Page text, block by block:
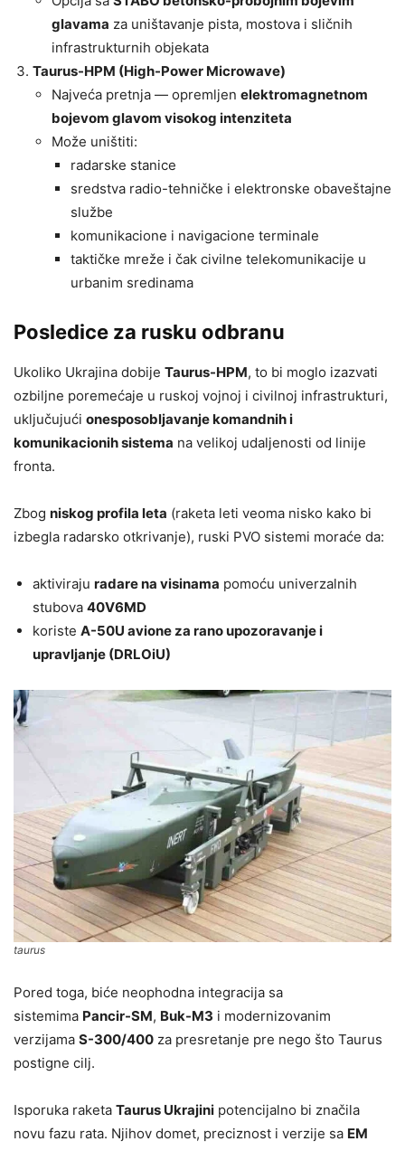
glavama za uništavanje pista, mostova i sličnih
infrastrukturnih objekata
Taurus-HPM (High-Power Microwave)
Najveća pretnja — opremljen elektromagnetnom
bojevom glavom visokog intenziteta
Može uništiti:
radarske stanice
sredstva radio-tehničke i elektronske obaveštajne
službe
komunikacione i navigacione terminale
taktičke mreže i čak civilne telekomunikacije u
urbanim sredinama
Posledice za rusku odbranu
Ukoliko Ukrajina dobije Taurus-HPM, to bi moglo izazvati
ozbiljne poremećaje u ruskoj vojnoj i civilnoj infrastrukturi,
uključujući onesposobljavanje komandnih i
komunikacionih sistema na velikoj udaljenosti od linije
fronta.
Zbog niskog profila leta (raketa leti veoma nisko kako bi
izbegla radarsko otkrivanje), ruski PVO sistemi moraće da:
aktiviraju radare na visinama pomoću univerzalnih
stubova 40V6MD
koriste A-50U avione za rano upozoravanje i
upravljanje (DRLOiU)
taurus
Pored toga, biće neophodna integracija sa
sistemima Pancir-SM, Buk-M3 i modernizovanim
verzijama S-300/400 za presretanje pre nego što Taurus
postigne cilj.
Isporuka raketa Taurus Ukrajini potencijalno bi značila
novu fazu rata. Njihov domet, preciznost i verzije sa EM